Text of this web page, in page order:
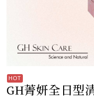
GH菁妍全日型